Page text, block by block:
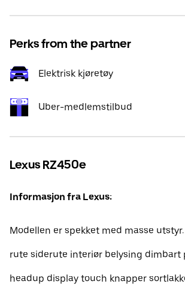
Perks from the partner
Elektrisk kjøretøy
Uber-medlemstilbud
Lexus RZ450e
Informasjon fra Lexus:
Modellen er spekket med masse
rute siderute interiør belysing dimbart
headup display touch knapper